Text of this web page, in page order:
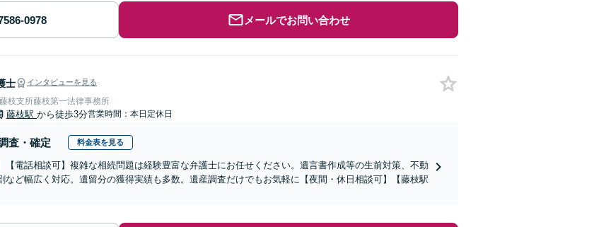
メールでお問い合わせ
士 インタビューを見る
枝支所藤枝第一法律事務所
藤枝駅 から徒歩3分営業時間：本日定休日
査・確定 料金表を見る
【電話相談可】複雑な相続問題は経験豊富な弁護士にお任せください。遺言書作成等の生前対策、不動
など幅広く対応。遺留分の獲得実績も多数。遺産調査だけでもお気軽に【夜間・休日相談可】【藤枝駅